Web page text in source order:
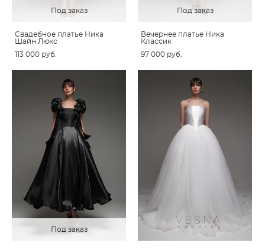
Под заказ
Свадебное платье Ника
Шайн Люкс
113 000 pуб.
Под заказ
Вечернее платье Ника
Классик
97 000 pуб.
Под заказ